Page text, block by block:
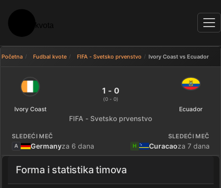
Početna Fudbal kvote FIFA - Svetsko prvenstvo Ivory Coast vs Ecuador
Ivory Coast 1 - 0 Ecuador —
Ivory Coast
1 - 0
(0 - 0)
Ecuador
FIFA - Svetsko prvenstvo
SLEDEĆI MEČ
A Germanyza 6 dana
SLEDEĆI MEČ
H Curacaoza 7 dana
Forma i statistika timova